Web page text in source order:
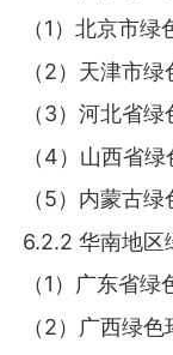
（1）北京市
（2）天津市
（3）河北省
（4）山西省
（5）内蒙古
6.2.2 华南地区
（1）广东省
（2）广西绿